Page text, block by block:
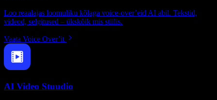
Loo reaalajas loomuliku kõlaga voice-over’eid AI abil. Tekstid,
videod, selgitused – ükskõik mis stiilis.
Vaata Voice Over’it
AI Video Stuudio